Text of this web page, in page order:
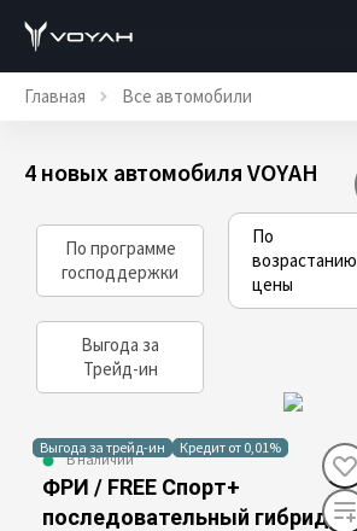
Главная Все автомобили
4 новых автомобиля VOYAH
По программе
господдержки
Выгода за
Трейд-ин
По
возрастанию
цены
Выгода за трейд-ин Кредит от 0,01%
В наличии
ФРИ / FREE Спорт+
последовательный гибрид